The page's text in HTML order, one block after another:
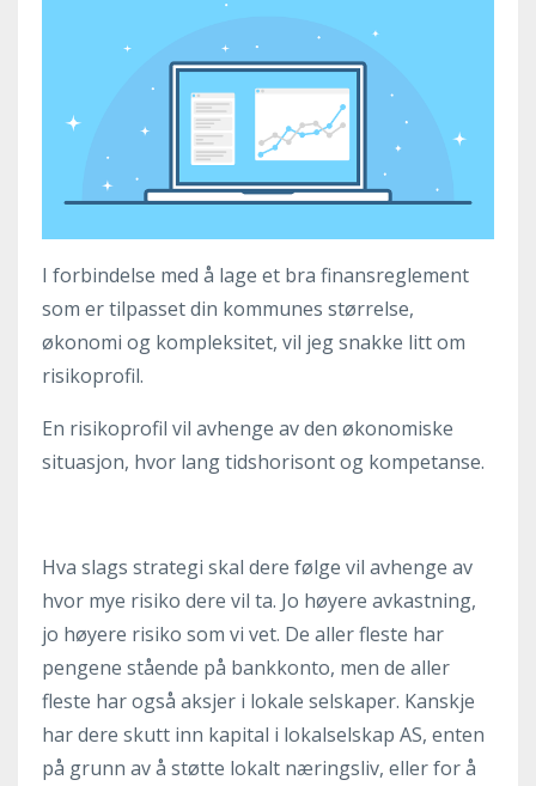
I forbindelse med å lage et bra finansreglement
som er tilpasset din kommunes størrelse,
økonomi og kompleksitet, vil jeg snakke litt om
risikoprofil.
En risikoprofil vil avhenge av den økonomiske
situasjon, hvor lang tidshorisont og kompetanse.
Hva slags strategi skal dere følge vil avhenge av
hvor mye risiko dere vil ta. Jo høyere avkastning,
jo høyere risiko som vi vet. De aller fleste har
pengene stående på bankkonto, men de aller
fleste har også aksjer i lokale selskaper. Kanskje
har dere skutt inn kapital i lokalselskap AS, enten
på grunn av å støtte lokalt næringsliv, eller for å